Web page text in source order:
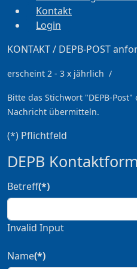
Kontakt
Login
KONTAKT / DEPB-POST
erscheint 2 - 3 x jährlich /
Bitte das Stichwort "DEPB-
Nachricht übermitteln.
(*) Pflichtfeld
DEPB
Betreff(*)
Invalid Input
Name(*)